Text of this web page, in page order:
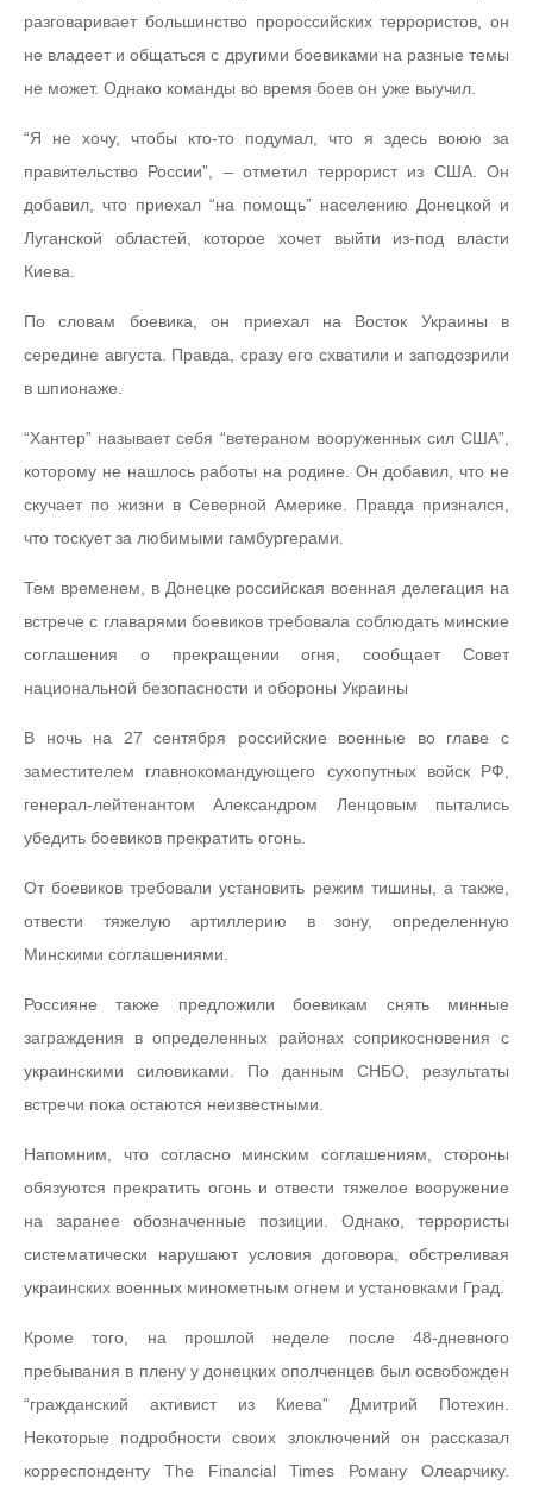
разговаривает большинство пророссийских террористов, он
не владеет и общаться с другими боевиками на разные темы
не может. Однако команды во время боев он уже выучил.
“Я не хочу, чтобы кто-то подумал, что я здесь воюю за
правительство России”, – отметил террорист из США. Он
добавил, что приехал “на помощь” населению Донецкой и
Луганской областей, которое хочет выйти из-под власти
Киева.
По словам боевика, он приехал на Восток Украины в
середине августа. Правда, сразу его схватили и заподозрили
в шпионаже.
“Хантер” называет себя “ветераном вооруженных сил США”,
которому не нашлось работы на родине. Он добавил, что не
скучает по жизни в Северной Америке. Правда признался,
что тоскует за любимыми гамбургерами.
Тем временем, в Донецке российская военная делегация на
встрече с главарями боевиков требовала соблюдать минские
соглашения о прекращении огня, сообщает Совет
национальной безопасности и обороны Украины
В ночь на 27 сентября российские военные во главе с
заместителем главнокомандующего сухопутных войск РФ,
генерал-лейтенантом Александром Ленцовым пытались
убедить боевиков прекратить огонь.
От боевиков требовали установить режим тишины, а также,
отвести тяжелую артиллерию в зону, определенную
Минскими соглашениями.
Россияне также предложили боевикам снять минные
заграждения в определенных районах соприкосновения с
украинскими силовиками. По данным СНБО, результаты
встречи пока остаются неизвестными.
Напомним, что согласно минским соглашениям, стороны
обязуются прекратить огонь и отвести тяжелое вооружение
на заранее обозначенные позиции. Однако, террористы
систематически нарушают условия договора, обстреливая
украинских военных минометным огнем и установками Град.
Кроме того, на прошлой неделе после 48-дневного
пребывания в плену у донецких ополченцев был освобожден
“гражданский активист из Киева” Дмитрий Потехин.
Некоторые подробности своих злоключений он рассказал
корреспонденту The Financial Times Роману Олеарчику.